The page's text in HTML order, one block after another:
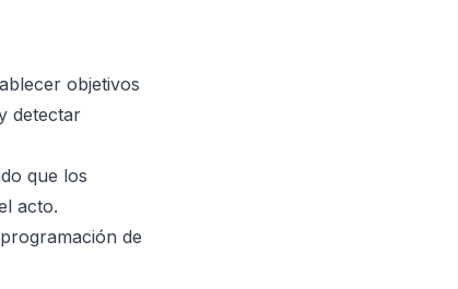
objetivos
detectar
que los
acto.
de